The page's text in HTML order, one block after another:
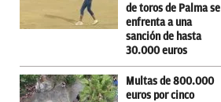
de toros de Palma se
enfrenta a una
sanción de hasta
30.000 euros
Multas de 800.000
euros por cinco